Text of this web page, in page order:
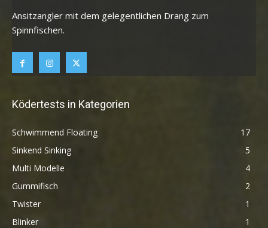
Ansitzangler mit dem gelegentlichen Drang zum
Spinnfischen.
Ködertests in Kategorien
Schwimmend Floating
17
Sinkend Sinking
5
Multi Modelle
4
Gummifisch
2
Twister
1
Blinker
1